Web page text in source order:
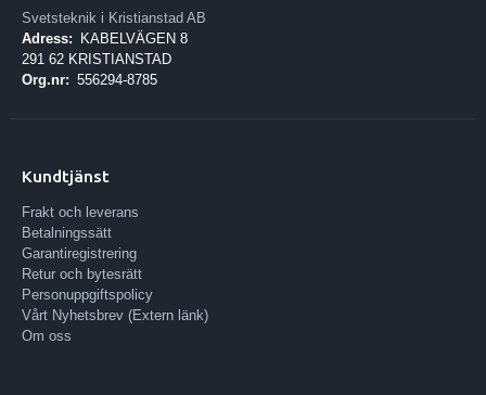
Svetsteknik i Kristianstad AB
Adress:
KABELVÄGEN 8
291 62 KRISTIANSTAD
Org.nr: 556294-8785
Kundtjänst
Frakt och leverans
Betalningssätt
Garantiregistrering
Retur och bytesrätt
Personuppgiftspolicy
Vårt Nyhetsbrev (Extern länk)
Om oss